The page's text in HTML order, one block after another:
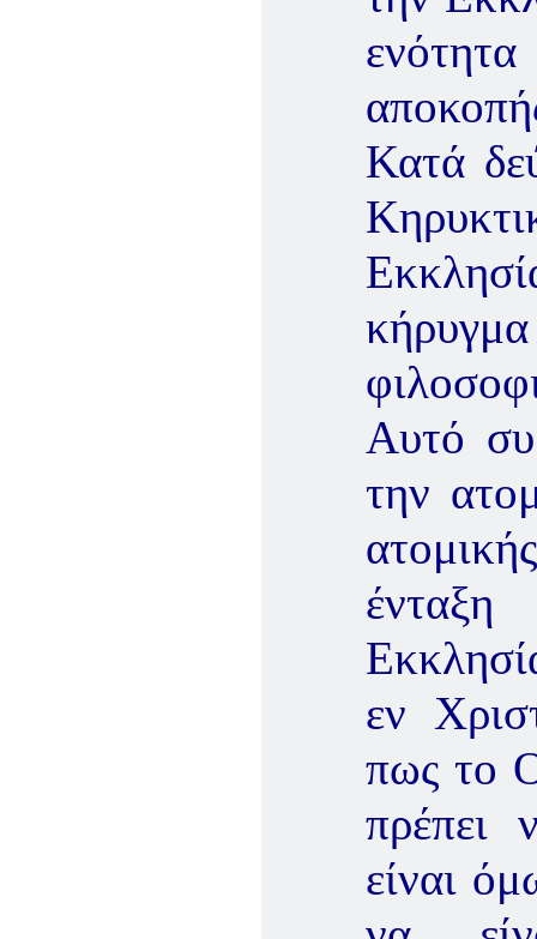
Κατά
Αυτό
την
εν
πως το
πρέπει
είναι